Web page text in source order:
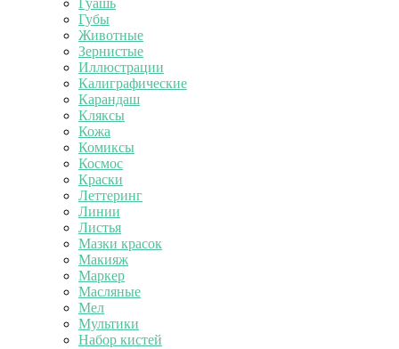
Гуашь
Губы
Животные
Зернистые
Иллюстрации
Калиграфические
Карандаш
Кляксы
Кожа
Комиксы
Космос
Краски
Леттеринг
Линии
Листья
Мазки красок
Макияж
Маркер
Масляные
Мел
Мультики
Набор кистей